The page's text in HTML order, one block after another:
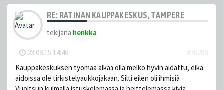
RE: RATINAN KAUPPAKESKUS, TAMPERE
tekijänä henkka
- 23.08.15 14:46
#76288
Kauppakeskuksen työmaa alkaa olla melko hyvin aidattu, eikä
aidoissa ole tirkistelyaukkojakaan. Silti eilen oli ihmisiä